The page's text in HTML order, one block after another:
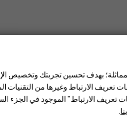
بهدف تحسين تجربتك وتخصيص
الارتباط وغيرها من التقنيات
تعريف الارتباط" الموجود في
.